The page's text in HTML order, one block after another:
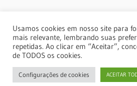
© 2024 Copyright:
Usamos cookies em nosso site para
mais relevante, lembrando suas
repetidas. Ao clicar em “Aceitar”,
de TODOS os cookies.
Configurações de cookies ACEITAR